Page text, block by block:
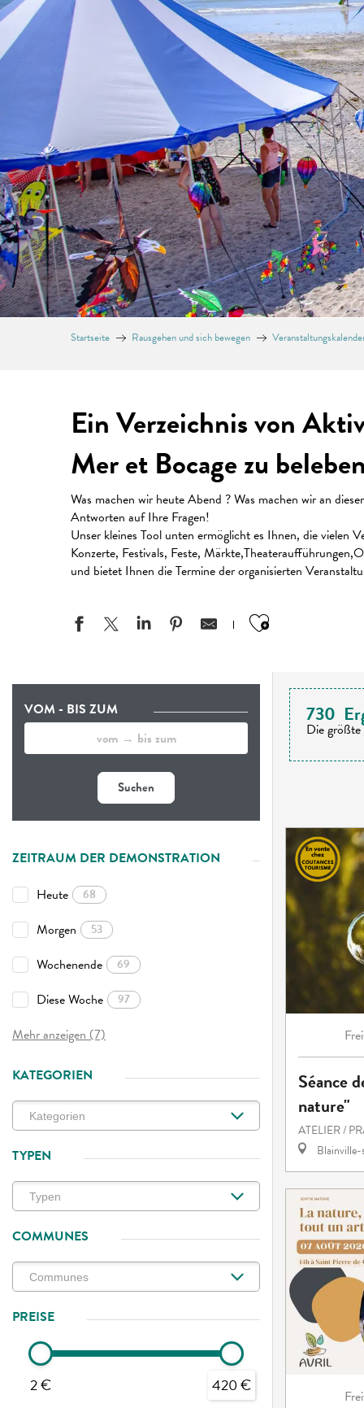
Startseite Rausgehen und sich bewegen
Ein Verzeichnis von
Mer et Bocage zu
Was machen wir heute Abend ? Was machen wir an
Antworten auf Ihre Fragen!
Unser kleines Tool unten ermöglicht es Ihnen, die vielen
Konzerte, Festivals, Feste,
und bietet Ihnen die Termine der organisierten
Ajouter aux
VOM - BIS ZUM
Suchen
ZEITRAUM DER DEMONSTRATION
Heute
68
Morgen 53
Wochenende 69
Diese Woche 97
Mehr anzeigen (7)
KATEGORIEN
TYPEN
COMMUNES
PREISE
2 € 420 €
730
Die
Séance
nature"
ATELIER /